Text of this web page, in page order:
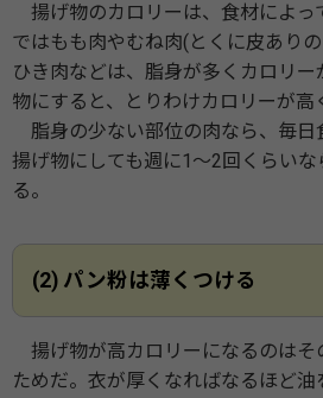
揚げ物のカロリーは、食材によっ
ではもも肉やむね肉(とくに皮あり
ひき肉などは、脂身が多くカロリ
物にすると、とりわけカロリーが高
脂身の少ない部位の肉なら、毎日
揚げ物にしても週に1～2回くらい
る。
(2) パン粉は薄くつける
揚げ物が高カロリーになるのはそ
ためだ。衣が厚くなればなるほど油